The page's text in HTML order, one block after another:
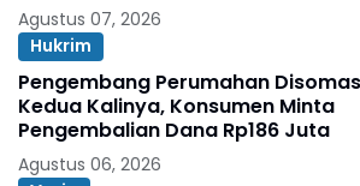
Agustus 07, 2026
Hukrim
Pengembang Perumahan
Kedua Kalinya, Konsumen Minta
Pengembalian Dana Rp186 Juta
Agustus 06, 2026